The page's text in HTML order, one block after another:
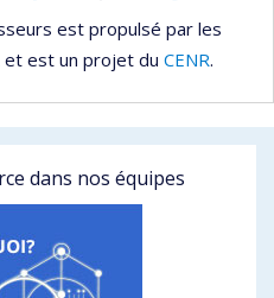
est propulsé par les
et est un projet du CENR.
dans nos équipes